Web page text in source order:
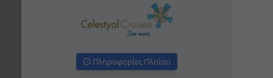
Πληροφορίες Πλοίου